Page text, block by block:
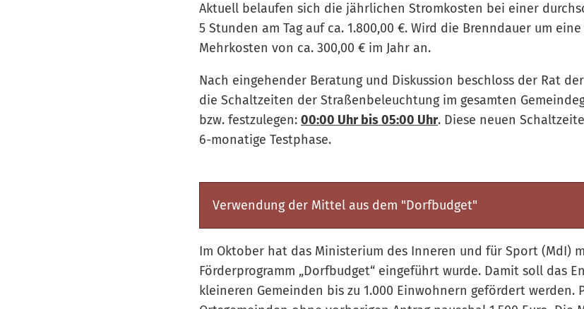
Aktuell belaufen sich die jährlichen Stromkosten bei einer
5 Stunden am Tag auf ca. 1.800,00 €. Wird die Brenndauer um
Mehrkosten von ca. 300,00 € im Jahr an.
Nach eingehender Beratung und Diskussion beschloss der Rat
die Schaltzeiten der Straßenbeleuchtung im gesamten
bzw. festzulegen: 00:00 Uhr bis 05:00 Uhr. Diese neuen
6-monatige Testphase.
Verwendung der Mittel aus dem "Dorfbudget"
Im Oktober hat das Ministerium des Inneren und für Sport (MdI)
Förderprogramm „Dorfbudget“ eingeführt wurde. Damit soll das
kleineren Gemeinden bis zu 1.000 Einwohnern gefördert werden.